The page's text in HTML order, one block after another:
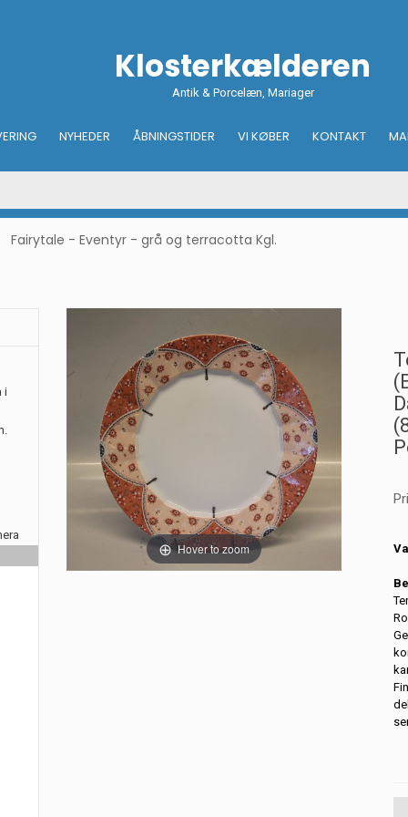
Klosterkælderen
Antik & Porcelæn, Mariager
NYHEDER ÅBNINGSTIDER VI KØBER KONTAKT
Fairytale - Eventyr - grå og terracotta Kgl.
i
Hover to zoom